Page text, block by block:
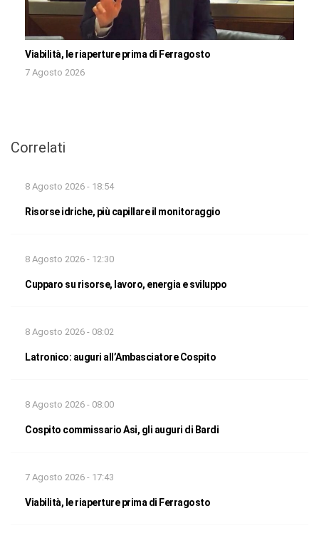
Viabilità, le riaperture prima di Ferragosto
7 Agosto 2026
Correlati
8 Agosto 2026 - 18:54
Risorse idriche, più capillare il monitoraggio
8 Agosto 2026 - 12:30
Cupparo su risorse, lavoro, energia e sviluppo
8 Agosto 2026 - 08:02
Latronico: auguri all’Ambasciatore Cospito
8 Agosto 2026 - 08:00
Cospito commissario Asi, gli auguri di Bardi
7 Agosto 2026 - 17:43
Viabilità, le riaperture prima di Ferragosto